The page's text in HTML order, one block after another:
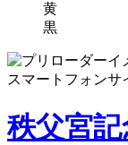
黄
黒
スマートフォンサ
秩父宮